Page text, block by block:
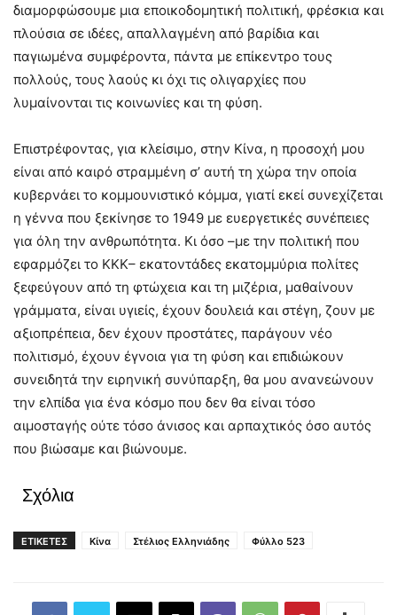
διαμορφώσουμε μια εποικοδομητική πολιτική, φρέσκια και
πλούσια σε ιδέες, απαλλαγμένη από βαρίδια και
παγιωμένα συμφέροντα, πάντα με επίκεντρο τους
πολλούς, τους λαούς κι όχι τις ολιγαρχίες που
λυμαίνονται τις κοινωνίες και τη φύση.
Επιστρέφοντας, για κλείσιμο, στην Κίνα, η προσοχή μου
είναι από καιρό στραμμένη σ’ αυτή τη χώρα την οποία
κυβερνάει το κομμουνιστικό κόμμα, γιατί εκεί συνεχίζεται
η γέννα που ξεκίνησε το 1949 με ευεργετικές συνέπειες
για όλη την ανθρωπότητα. Κι όσο –με την πολιτική που
εφαρμόζει το ΚΚΚ– εκατοντάδες εκατομμύρια πολίτες
ξεφεύγουν από τη φτώχεια και τη μιζέρια, μαθαίνουν
γράμματα, είναι υγιείς, έχουν δουλειά και στέγη, ζουν με
αξιοπρέπεια, δεν έχουν προστάτες, παράγουν νέο
πολιτισμό, έχουν έγνοια για τη φύση και επιδιώκουν
συνειδητά την ειρηνική συνύπαρξη, θα μου ανανεώνουν
την ελπίδα για ένα κόσμο που δεν θα είναι τόσο
αιμοσταγής ούτε τόσο άνισος και αρπαχτικός όσο αυτός
που βιώσαμε και βιώνουμε.
Σχόλια
ΕΤΙΚΕΤΕΣ Κίνα Στέλιος Ελληνιάδης Φύλλο 523